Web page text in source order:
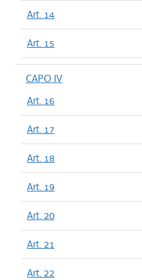
Art. 14
Art. 15
CAPO IV
Art. 16
Art. 17
Art. 18
Art. 19
Art. 20
Art. 21
Art. 22